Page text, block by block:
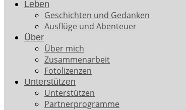
Leben
Geschichten und Gedanken
Ausflüge und Abenteuer
Über
Über mich
Zusammenarbeit
Fotolizenzen
Unterstützen
Unterstützen
Partnerprogramme